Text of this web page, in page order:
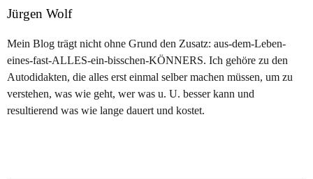
Jürgen Wolf
Mein Blog trägt nicht ohne Grund den Zusatz: aus-dem-Leben-
eines-fast-ALLES-ein-bisschen-KÖNNERS. Ich gehöre zu den
Autodidakten, die alles erst einmal selber machen müssen, um zu
verstehen, was wie geht, wer was u. U. besser kann und
resultierend was wie lange dauert und kostet.